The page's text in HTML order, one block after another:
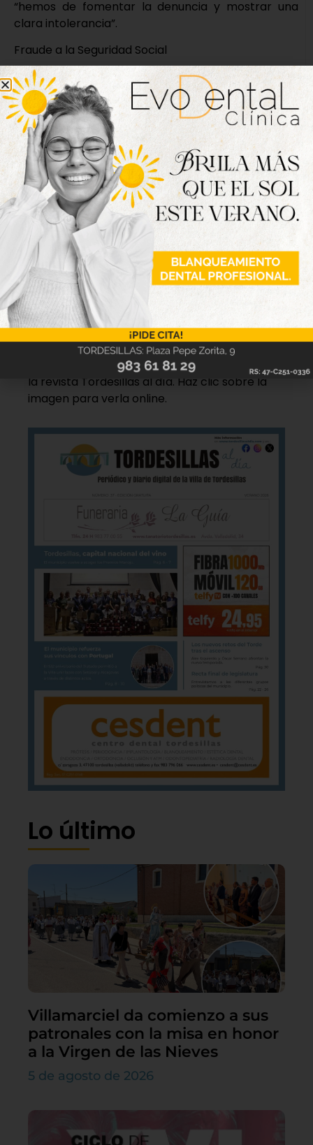
“hemos de fomentar la denuncia y mostrar una
clara intolerancia”.
Fraude a la Seguridad Social
Las conductas en el ámbito laboral encaminadas a
defraudar a la Seguridad Social afectan al
bienestar social, ya que fomentan la competencia
desleal a través de la economía sumergida,
estimulan la corrupción y atentan contra los
derechos de los trabajadores.
La U.O.P.J de la Guardia Civil de Valladolid, ha
instruido las correspondientes diligencias remitidas
al Juzgado de Guardia de Valladolid, junto con los
detenidos.
Nueva edición
disponible
Hazte ya con la trigésimo séptima edición de
la revista Tordesillas al día. Haz clic sobre la
imagen para verla online.
Lo último
Villamarciel da comienzo a sus
patronales con la misa en honor
a la Virgen de las Nieves
5 de agosto de 2026